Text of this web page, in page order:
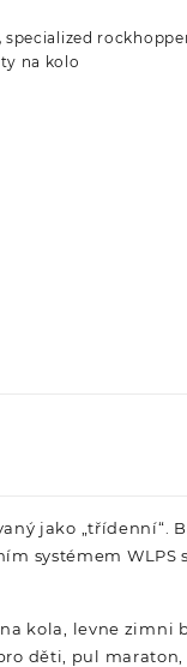
specialized
na kolo
jako „třídenní“.
systémem WLPS s
kola, levne zimni
děti, pul maraton,